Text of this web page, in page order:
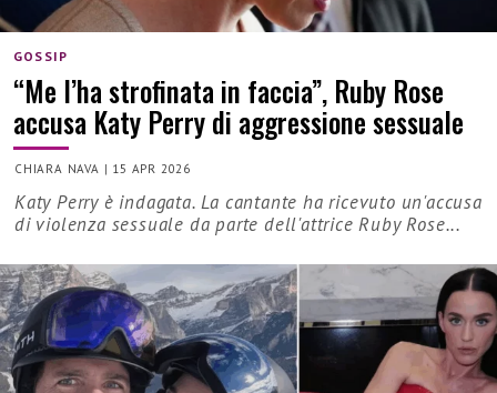
GOSSIP
“Me l’ha strofinata in faccia”, Ruby Rose
accusa Katy Perry di aggressione sessuale
CHIARA NAVA | 15 APR 2026
Katy Perry è indagata. La cantante ha ricevuto un'accusa
di violenza sessuale da parte dell'attrice Ruby Rose...